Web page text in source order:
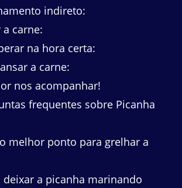
indireto:
a carne:
na hora certa:
a carne:
nos acompanhar!
frequentes sobre Picanha
melhor ponto para grelhar a
deixar a picanha marinando